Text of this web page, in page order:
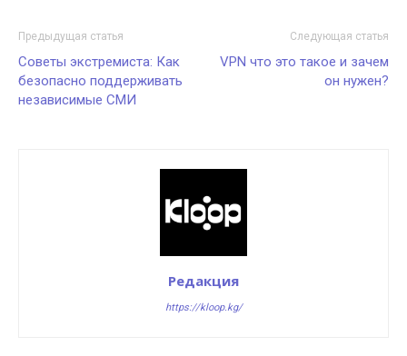
Предыдущая статья
Советы экстремиста: Как
безопасно поддерживать
независимые СМИ
Следующая статья
VPN что это такое и зачем
он нужен?
Редакция
https://kloop.kg/